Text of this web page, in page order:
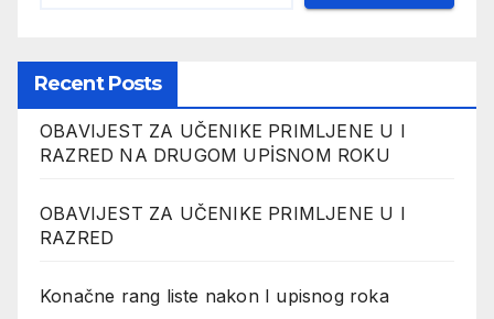
Recent Posts
OBAVIJEST ZA UČENIKE PRIMLJENE U I
RAZRED NA DRUGOM UPİSNOM ROKU
OBAVIJEST ZA UČENIKE PRIMLJENE U I
RAZRED
Konačne rang liste nakon I upisnog roka